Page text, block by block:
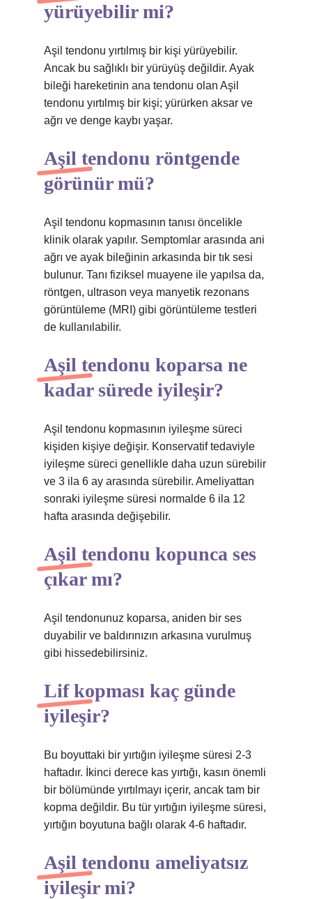
yürüyebilir mi?
Aşil tendonu yırtılmış bir kişi yürüyebilir.
Ancak bu sağlıklı bir yürüyüş değildir. Ayak
bileği hareketinin ana tendonu olan Aşil
tendonu yırtılmış bir kişi; yürürken aksar ve
ağrı ve denge kaybı yaşar.
Aşil tendonu röntgende
görünür mü?
Aşil tendonu kopmasının tanısı öncelikle
klinik olarak yapılır. Semptomlar arasında ani
ağrı ve ayak bileğinin arkasında bir tık sesi
bulunur. Tanı fiziksel muayene ile yapılsa da,
röntgen, ultrason veya manyetik rezonans
görüntüleme (MRI) gibi görüntüleme testleri
de kullanılabilir.
Aşil tendonu koparsa ne
kadar sürede iyileşir?
Aşil tendonu kopmasının iyileşme süreci
kişiden kişiye değişir. Konservatif tedaviyle
iyileşme süreci genellikle daha uzun sürebilir
ve 3 ila 6 ay arasında sürebilir. Ameliyattan
sonraki iyileşme süresi normalde 6 ila 12
hafta arasında değişebilir.
Aşil tendonu kopunca ses
çıkar mı?
Aşil tendonunuz koparsa, aniden bir ses
duyabilir ve baldırınızın arkasına vurulmuş
gibi hissedebilirsiniz.
Lif kopması kaç günde
iyileşir?
Bu boyuttaki bir yırtığın iyileşme süresi 2-3
haftadır. İkinci derece kas yırtığı, kasın önemli
bir bölümünde yırtılmayı içerir, ancak tam bir
kopma değildir. Bu tür yırtığın iyileşme süresi,
yırtığın boyutuna bağlı olarak 4-6 haftadır.
Aşil tendonu ameliyatsız
iyileşir mi?